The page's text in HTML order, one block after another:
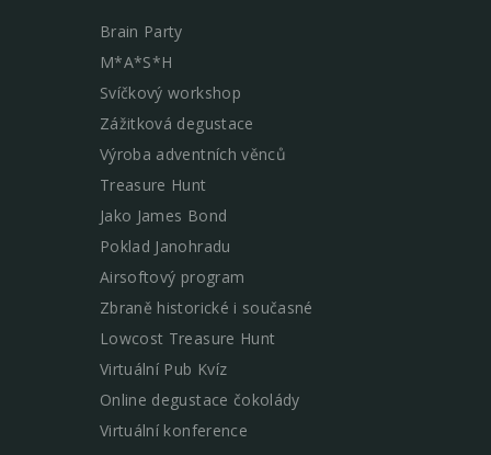
Brain Party
M*A*S*H
Svíčkový workshop
Zážitková degustace
Výroba adventních věnců
Treasure Hunt
Jako James Bond
Poklad Janohradu
Airsoftový program
Zbraně historické i současné
Lowcost Treasure Hunt
Virtuální Pub Kvíz
Online degustace čokolády
Virtuální konference